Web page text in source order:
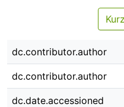
dc.contributor.author
dc.contributor.author
dc.date.accessioned